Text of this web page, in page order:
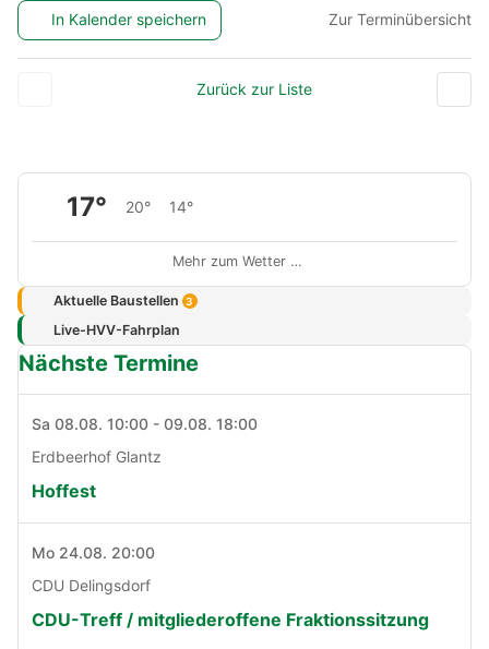
In Kalender speichern Zur Terminübersicht
Zurück zur Liste
17° 20° 14°
Mehr zum Wetter …
Aktuelle Baustellen 3
Live-HVV-Fahrplan
Nächste Termine
Sa 08.08. 10:00 - 09.08. 18:00
Erdbeerhof Glantz
Hoffest
Mo 24.08. 20:00
CDU Delingsdorf
CDU-Treff / mitgliederoffene Fraktionssitzung